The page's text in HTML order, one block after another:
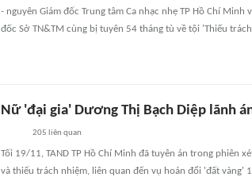
- nguyên Giám đốc Trung tâm Ca nhạc nhẹ TP Hồ Chí Minh
đốc Sở TN&TM cùng bị tuyên 54 tháng tù về tội 'Thiếu
Nữ 'đại gia' Dương Thị Bạch Diệp lãnh
205 liên quan
Tối 19/11, TAND TP Hồ Chí Minh đã tuyên án trong phiên
và thiếu trách nhiệm, liên quan đến vụ hoán đổi 'đất vàng'